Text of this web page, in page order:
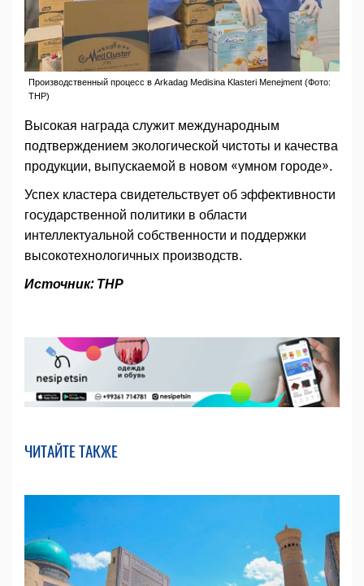
Производственный процесс в Arkadag Medisina Klasteri Menejment (Фото:
ТНР)
Высокая награда служит международным
подтверждением экологической чистоты и качества
продукции, выпускаемой в новом «умном городе».
Успех кластера свидетельствует об эффективности
государственной политики в области
интеллектуальной собственности и поддержки
высокотехнологичных производств.
Источник: ТНР
ЧИТАЙТЕ ТАКЖЕ